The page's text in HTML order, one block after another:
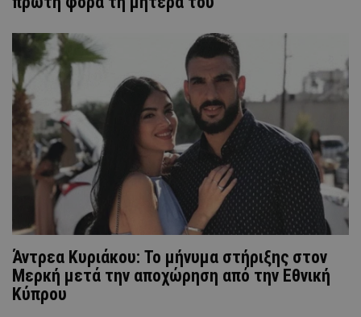
Άντρεα Κυριάκου: To μήνυμα στήριξης στον
Μερκή μετά την αποχώρηση από την Εθνική
Κύπρου